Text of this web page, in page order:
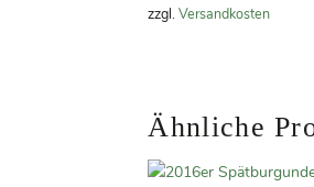
zzgl.Versandkosten
Ähnliche